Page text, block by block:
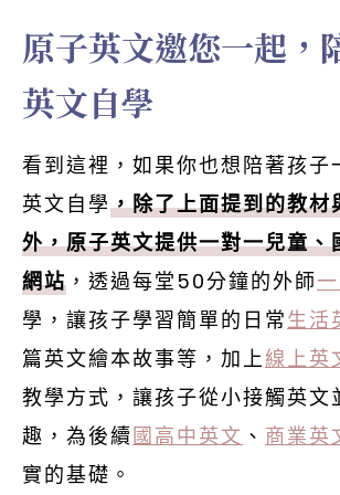
原子英文邀您一起，
英文自學
看到這裡，如果你也想陪著孩子
英文自學，除了上面提到的教材
外，原子英文提供一對一兒童、
網站 ，透過每堂50分鐘的外師
學，讓孩子學習簡單的日常生活
篇英文繪本故事等，加上線上英
教學方式，讓孩子從小接觸英文
趣，為後續國高中英文 、 商業英
實的基礎。